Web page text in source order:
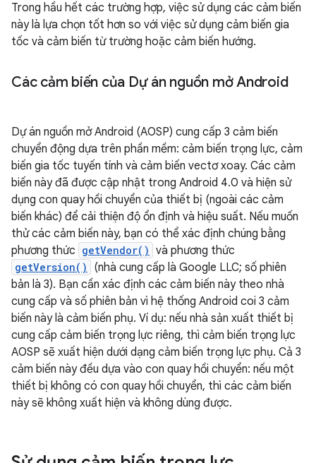
Trong hầu hết các trường hợp, việc sử dụng các cảm biến
này là lựa chọn tốt hơn so với việc sử dụng cảm biến gia
tốc và cảm biến từ trường hoặc cảm biến hướng.
Các cảm biến của Dự án nguồn mở Android
Dự án nguồn mở Android (AOSP) cung cấp 3 cảm biến
chuyển động dựa trên phần mềm: cảm biến trọng lực, cảm
biến gia tốc tuyến tính và cảm biến vectơ xoay. Các cảm
biến này đã được cập nhật trong Android 4.0 và hiện sử
dụng con quay hồi chuyển của thiết bị (ngoài các cảm
biến khác) để cải thiện độ ổn định và hiệu suất. Nếu muốn
thử các cảm biến này, bạn có thể xác định chúng bằng
phương thức getVendor() và phương thức
getVersion()
(nhà cung cấp là Google LLC; số phiên
bản là 3). Bạn cần xác định các cảm biến này theo nhà
cung cấp và số phiên bản vì hệ thống Android coi 3 cảm
biến này là cảm biến phụ. Ví dụ: nếu nhà sản xuất thiết bị
cung cấp cảm biến trọng lực riêng, thì cảm biến trọng lực
AOSP sẽ xuất hiện dưới dạng cảm biến trọng lực phụ. Cả 3
cảm biến này đều dựa vào con quay hồi chuyển: nếu một
thiết bị không có con quay hồi chuyển, thì các cảm biến
này sẽ không xuất hiện và không dùng được.